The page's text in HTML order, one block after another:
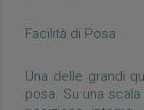
Facilità di Posa
Una delle grandi
posa. Su una